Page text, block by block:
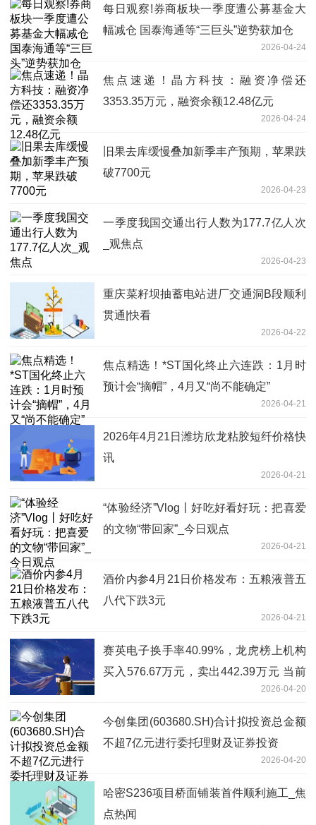
每日观察!券商板块一季度遭公募基金大
幅减仓 国泰海通等“三巨头”逆势获加仓
2026-04-24
焦点速递！晶方科技：融资净偿还
3353.35万元，融资余额12.48亿元
2026-04-24
旧果去库缓慢叠加新季丰产预期，苹果跌
破7700元
2026-04-23
一季度我国交通出行人数为177.7亿人次
_观焦点
2026-04-23
重庆菜籽坝抽蓄电站进厂交通洞B段顺利
贯通|快看
2026-04-22
焦点精选！*ST国化终止六连跌：1月时
预计会“摘帽”，4月又“尚不能确定”
2026-04-21
2026年4月21日潍坊欣龙粘胶短纤价格快
讯
2026-04-21
“体验经济”Vlog丨好吃好看好玩：把喜爱
的文物“带回家”_今日观点
2026-04-21
酒价内参4月21日价格发布：五粮液普五
八代下跌3元
2026-04-21
赛英电子换手率40.99%，龙虎榜上机构
买入576.67万元，卖出442.39万元 当前
2026-04-20
今创集团(603680.SH)合计拟投资总金额
不超7亿元进行委托理财及证券投资
2026-04-20
哈密S236项目桥面铺装首件顺利施工_焦
点热闻